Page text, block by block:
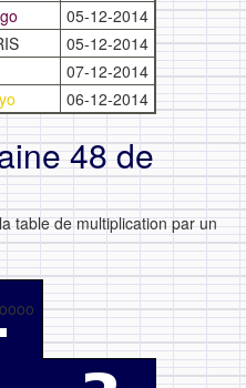
05-12-2014
05-12-2014
07-12-2014
06-12-2014
48 de
table de multiplication par un